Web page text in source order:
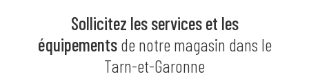
Sollicitez les services et les
équipementsde notre magasin dans le
Tarn-et-Garonne